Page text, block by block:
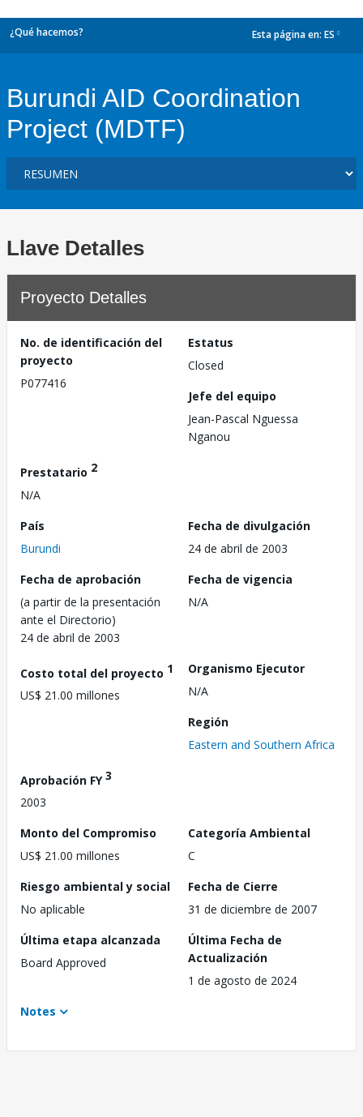
¿Qué hacemos? Esta página en: ES
Burundi AID Coordination
Project (MDTF)
Llave Detalles
Proyecto Detalles
No. de identificación del
proyecto
P077416
Estatus
Closed
Jefe del equipo
Jean-Pascal Nguessa
Nganou
Prestatario 2
N/A
País
Burundi
Fecha de divulgación
24 de abril de 2003
Fecha de aprobación
(a partir de la presentación
ante el Directorio)
24 de abril de 2003
Fecha de vigencia
N/A
Costo total del proyecto 1
US$ 21.00 millones
Organismo Ejecutor
N/A
Región
Eastern and Southern Africa
Aprobación FY3
2003
Monto del Compromiso
US$ 21.00 millones
Categoría Ambiental
C
Riesgo ambiental y social
No aplicable
Fecha de Cierre
31 de diciembre de 2007
Última etapa alcanzada
Board Approved
Última Fecha de
Actualización
1 de agosto de 2024
Notes